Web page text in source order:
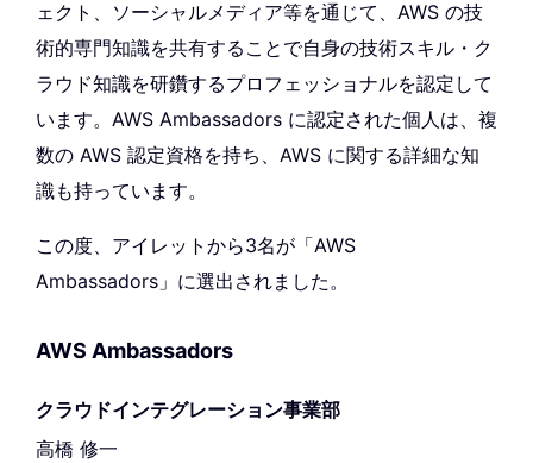
ェクト、ソーシャルメディア等を通じて、AWS の技
術的専門知識を共有することで自身の技術スキル・ク
ラウド知識を研鑽するプロフェッショナルを認定して
います。AWS Ambassadors に認定された個人は、複
数の AWS 認定資格を持ち、AWS に関する詳細な知
識も持っています。
この度、アイレットから3名が「AWS
Ambassadors」に選出されました。
AWS Ambassadors
クラウドインテグレーション事業部
高橋 修一